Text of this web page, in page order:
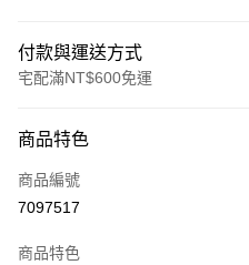
付款與運送方式
宅配滿NT$600免運
信用卡一次付款
LINE Pay
商品特色
商品編號
7097517
商品特色